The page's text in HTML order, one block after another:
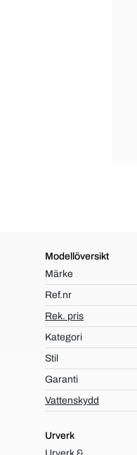
Modellöversikt
Märke
Ref.nr
Rek. pris
Kategori
Stil
Garanti
Vattenskydd
Urverk